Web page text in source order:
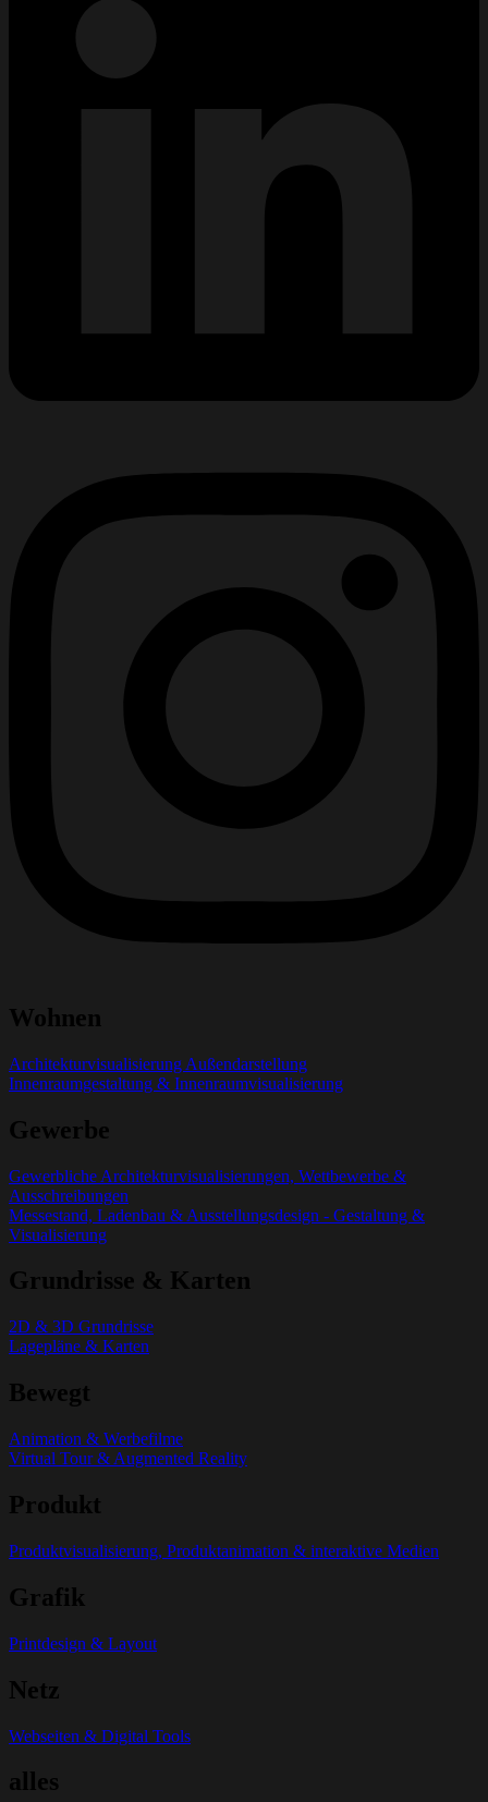
Wohnen
Architekturvisualisierung Außendarstellung
Innenraumgestaltung & Innenraumvisualisierung
Gewerbe
Gewerbliche Architekturvisualisierungen, Wettbewerbe &
Ausschreibungen
Messestand, Ladenbau & Ausstellungsdesign - Gestaltung &
Visualisierung
Grundrisse & Karten
2D & 3D Grundrisse
Lagepläne & Karten
Bewegt
Animation & Werbefilme
Virtual Tour & Augmented Reality
Produkt
Produktvisualisierung, Produktanimation & interaktive Medien
Grafik
Printdesign & Layout
Netz
Webseiten & Digital Tools
alles